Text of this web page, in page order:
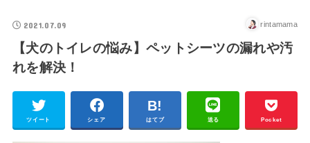
2021.07.09 rintamama
【犬のトイレの悩み】ペットシーツの漏れや汚
れを解決！
ツイート シェア はてブ 送る Pocket